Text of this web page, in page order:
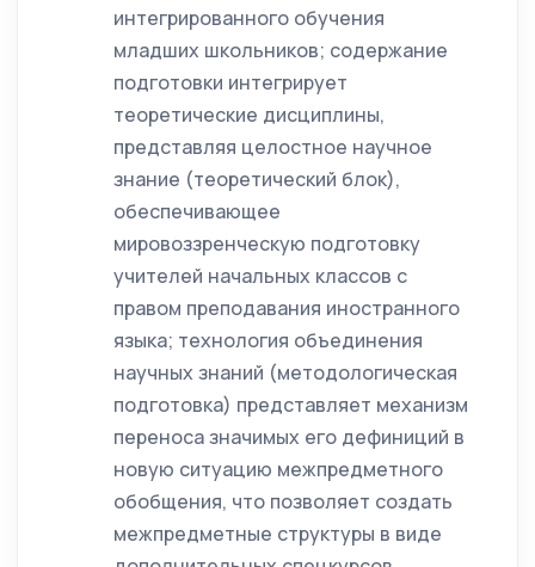
интегрированного обучения
младших школьников; содержание
подготовки интегрирует
теоретические дисциплины,
представляя целостное научное
знание (теоретический блок),
обеспечивающее
мировоззренческую подготовку
учителей начальных классов с
правом преподавания иностранного
языка; технология объединения
научных знаний (методологическая
подготовка) представляет механизм
переноса значимых его дефиниций в
новую ситуацию межпредметного
обобщения, что позволяет создать
межпредметные структуры в виде